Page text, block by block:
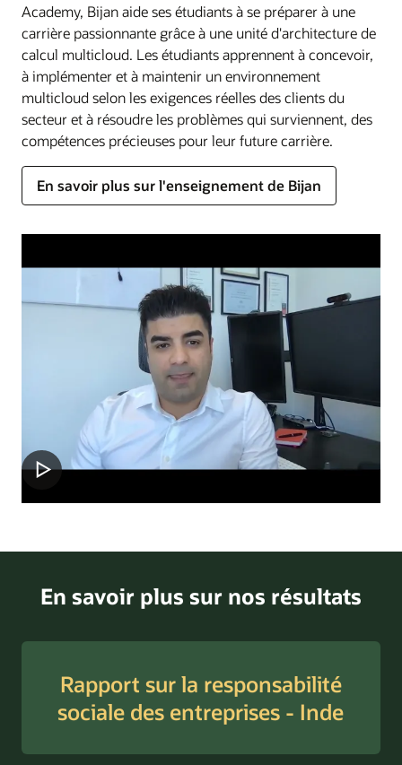
Academy, Bijan aide ses étudiants à se préparer à une
carrière passionnante grâce à une unité d'architecture de
calcul multicloud. Les étudiants apprennent à concevoir,
à implémenter et à maintenir un environnement
multicloud selon les exigences réelles des clients du
secteur et à résoudre les problèmes qui surviennent, des
compétences précieuses pour leur future carrière.
En savoir plus sur l'enseignement de Bijan
En savoir plus sur nos résultats
Rapport sur la responsabilité
sociale des entreprises - Inde